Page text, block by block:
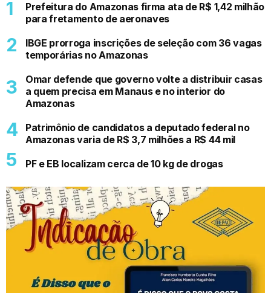
Prefeitura do Amazonas firma ata de R$ 1,42 milhão
para fretamento de aeronaves
IBGE prorroga inscrições de seleção com 36 vagas
temporárias no Amazonas
Omar defende que governo volte a distribuir casas
a quem precisa em Manaus e no interior do
Amazonas
Patrimônio de candidatos a deputado federal no
Amazonas varia de R$ 3,7 milhões a R$ 44 mil
PF e EB localizam cerca de 10 kg de drogas